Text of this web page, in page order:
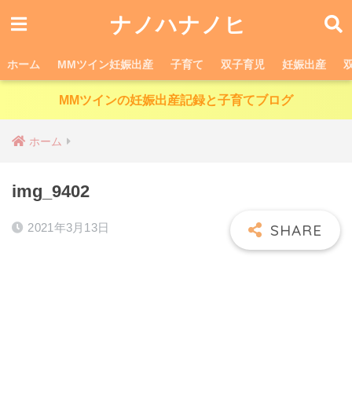
ナノハナノヒ
ホーム MMツイン妊娠出産 子育て 双子育児 妊娠出産
MMツインの妊娠出産記録と子育てブログ
ホーム
img_9402
2021年3月13日